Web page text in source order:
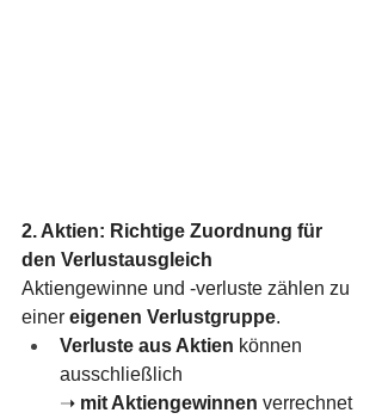
2. Aktien: Richtige Zuordnung für
den Verlustausgleich
Aktiengewinne und -verluste zählen zu
einer eigenen Verlustgruppe.
Verluste aus Aktien können
ausschließlich
➝ mit Aktiengewinnen verrechnet